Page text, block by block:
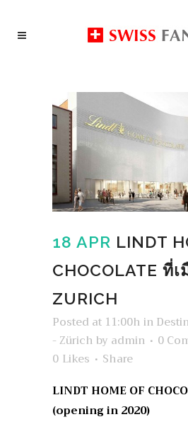
18 APR LINDT
CHOCOLATE ที่เ
ZURICH
Posted at 11:00hin
- Zürich by admin
0
0 Likes
Share
LINDT HOME OF
(opening in 2020)